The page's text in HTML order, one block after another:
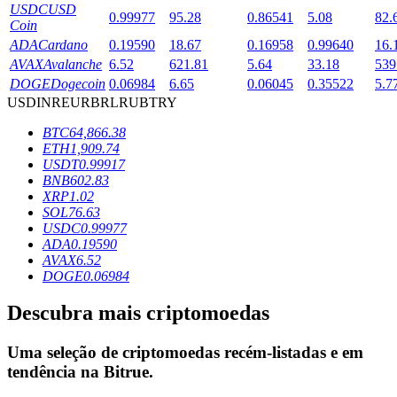
Bloqueios de BTR
Investimentos exclusivos para titulares de BTR
Empréstimos
USDCUSD
Coin
0.99977 95.28 0.86541 5.08
ADACardano 0.19590 18.67 0.16958 0.99640
AVAXAvalanche 6.52 621.81 5.64 33.18
DOGEDogecoin 0.06984 6.65 0.06045 0.35522
USDINREURBRLRUBTRY
BTC64,866.38
ETH1,909.74
USDT0.99917
BNB602.83
XRP1.02
SOL76.63
USDC0.99977
ADA0.19590
AVAX6.52
DOGE0.06984
Descubra mais criptomoedas
Uma seleção de criptomoedas recém-listadas e em
tendência na Bitrue.